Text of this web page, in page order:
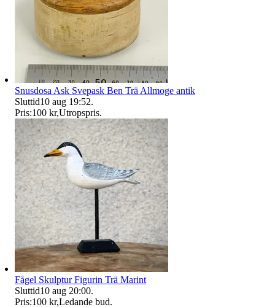
Snusdosa Ask Svepask Ben Trä Allmoge antik
Sluttid10 aug 19:52.
Pris:100 kr,Utropspris.
Fågel Skulptur Figurin Trä Marint
Sluttid10 aug 20:00.
Pris:100 kr,Ledande bud.